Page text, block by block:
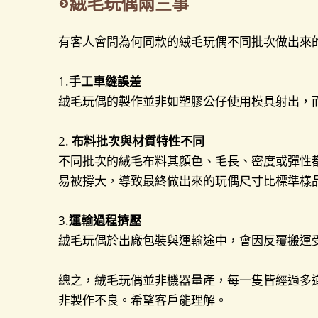
有客人會問為何同款的絨毛玩偶不同批次做出
1.手工車縫誤差
絨毛玩偶的製作並非如塑膠公仔使用模具射出
2. 布料批次與材質特性不同
不同批次的絨毛布料其顏色、毛長、密度或彈
易被撐大，導致最終做出來的玩偶尺寸比標準
3.運輸過程擠壓
絨毛玩偶於出廠包裝與運輸途中，會因反覆搬
總之，絨毛玩偶並非機器量產，每一隻皆經過
非製作不良。希望客戶能理解。